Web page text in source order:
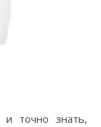
точно знать,